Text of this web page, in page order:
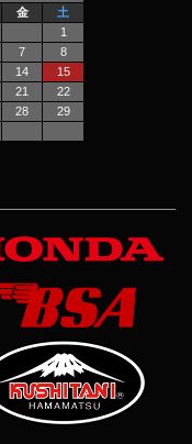
金
土
1
7
8
14
15
21
22
28
29